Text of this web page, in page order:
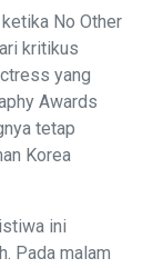
No Other
kritikus
yang
Awards
tetap
Korea
ini
Pada malam